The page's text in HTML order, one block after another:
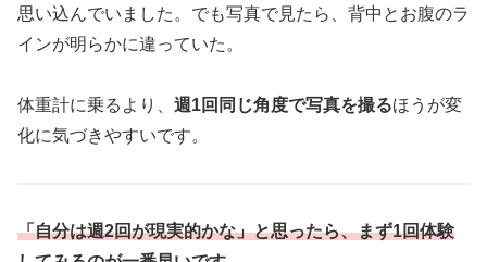
思い込んでいました。でも写真で見たら、背中とお腹のラ
インが明らかに違っていた。
体重計に乗るより、 週1回同じ角度で写真を撮るほうが変
化に気づきやすいです。
「自分は週2回が現実的かな」と思ったら、まず1回体験